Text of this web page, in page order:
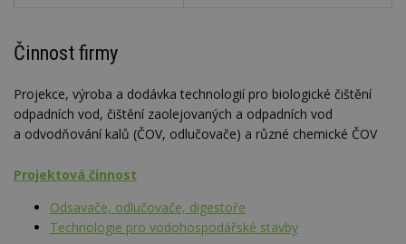
Činnost firmy
Projekce, výroba a dodávka technologií pro biologické čištění
odpadních vod, čištění zaolejovaných a odpadních vod
a odvodňování kalů (ČOV, odlučovače) a různé chemické ČOV
Projektová činnost
Odsavače, odlučovače, digestoře
Technologie pro vodohospodářské stavby